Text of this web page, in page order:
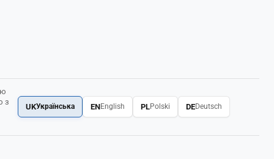
з
UKУкраїнська ENEnglish PLPolski DEDeutsch